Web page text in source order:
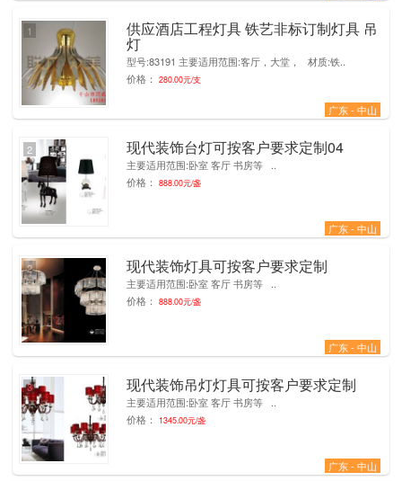
供应酒店工程灯具 铁艺非标订制灯具 吊
灯
型号:83191 主要适用范围:客厅，大堂， 材质:铁..
价格：
280.00元/支
广东 - 中山
1
现代装饰台灯可按客户要求定制04
主要适用范围:卧室 客厅 书房等 ..
价格：
888.00元/盏
广东 - 中山
2
现代装饰灯具可按客户要求定制
主要适用范围:卧室 客厅 书房等 ..
价格：
888.00元/盏
广东 - 中山
2
现代装饰吊灯灯具可按客户要求定制
主要适用范围:卧室 客厅 书房等 ..
价格：
1345.00元/盏
广东 - 中山
3